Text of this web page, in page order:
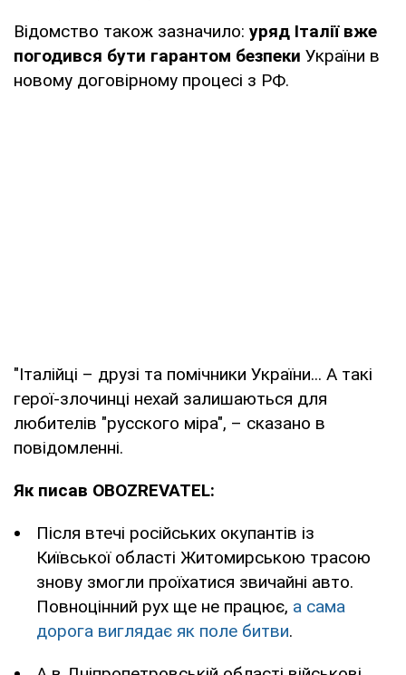
Відомство також зазначило: уряд Італії вже
погодився бути гарантом безпеки України в
новому договірному процесі з РФ.
"Італійці – друзі та помічники України... А такі
герої-злочинці нехай залишаються для
любителів "русского міра", – сказано в
повідомленні.
Як писав OBOZREVATEL:
Після втечі російських окупантів із
Київської області Житомирською трасою
знову змогли проїхатися звичайні авто.
Повноцінний рух ще не працює, а сама
дорога виглядає як поле битви.